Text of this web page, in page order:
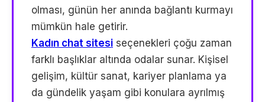
olması, günün her anında bağlantı kurmayı
mümkün hale getirir.
Kadın chat sitesi seçenekleri çoğu zaman
farklı başlıklar altında odalar sunar. Kişisel
gelişim, kültür sanat, kariyer planlama ya
da gündelik yaşam gibi konulara ayrılmış